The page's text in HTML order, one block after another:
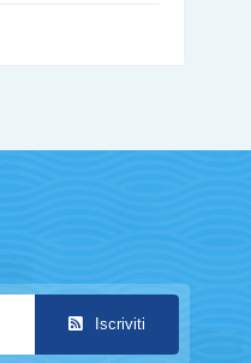
Iscriviti